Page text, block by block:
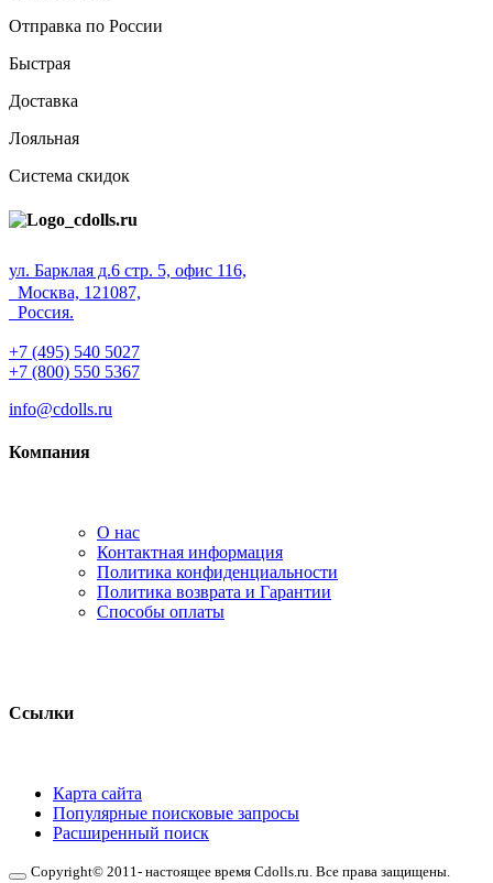
Отправка по России
Быстрая
Доставка
Лояльная
Система скидок
ул. Барклая д.6 стр. 5, офис 116,
Москва, 121087,
Россия.
+7 (495) 540 5027
+7 (800) 550 5367
info@cdolls.ru
Компания
О нас
Контактная информация
Политика конфиденциальности
Политика возврата и Гарантии
Способы оплаты
Ссылки
Карта сайта
Популярные поисковые запросы
Расширенный поиск
Copyright© 2011- настоящее время Cdolls.ru. Все права защищены.